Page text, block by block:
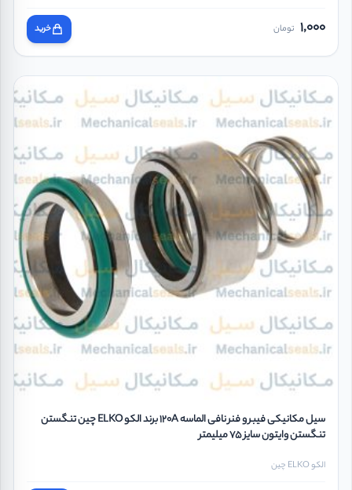
1,000 تومان خرید
سیل مکانیکی فیبر و فنر نافی الماسه 120A برند الکو ELKO چین تنگستن
تنگستن وایتون سایز 75 میلیمتر
الکو ELKO چین